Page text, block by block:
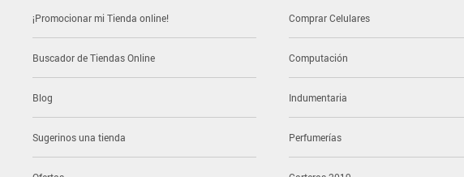
¡Promocionar mi Tienda online!
Buscador de Tiendas Online
Blog
Sugerinos una tienda
Comprar Celulares
Computación
Indumentaria
Perfumerías